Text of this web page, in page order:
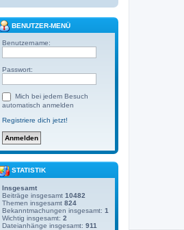
BENUTZER-MENÜ
Benutzername:
Passwort:
Mich bei jedem Besuch
automatisch anmelden
Registriere dich jetzt!
STATISTIK
Insgesamt
Beiträge insgesamt 10482
Themen insgesamt 824
Bekanntmachungen insgesamt: 1
Wichtig insgesamt: 2
Dateianhänge insgesamt: 911